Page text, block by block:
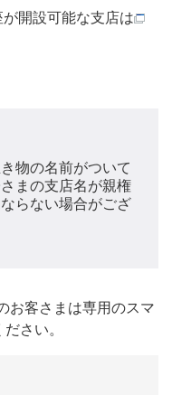
開設可能な支店は
物の名前がついて
まの支店名が親権
らない場合がござ
お客さまは専用のスマ
さい。